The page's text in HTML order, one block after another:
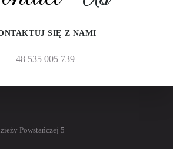
SIĘ Z NAMI
+ 48 535 005 739
Powstańczej 5